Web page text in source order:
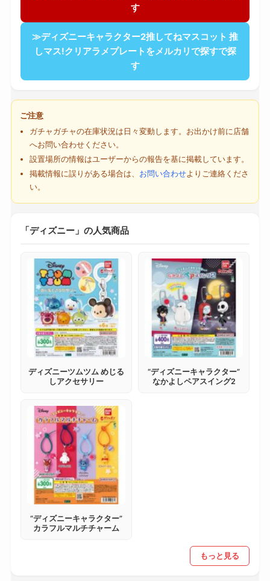
す
≫ディズニーキャラクター2推してねマスコット 推
しマス!クリアラメプレートをメルカリで探すで探
す
ご注意
ガチャガチャの在庫状況は日々変動します。お出かけ前に店舗
へお問い合わせください。
設置場所の情報はユーザーからの報告を基に掲載しています。
掲載情報に誤りがある場合は、 お問い合わせよりご連絡くださ
い。
「ディズニー」の人気商品
ディズニーツムツム めじる
しアクセサリー
“ディズニーキャラクター”
なかよしペアスイング2
“ディズニーキャラクター”
カラフルマルチチャーム
もっと見る